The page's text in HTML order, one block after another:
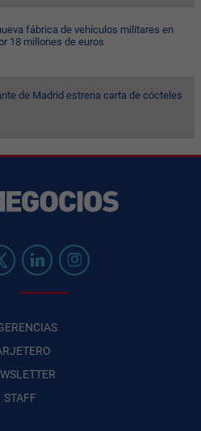
fábrica de vehículos militares en
18 millones de euros
de Madrid estrena carta de cócteles
STAFF